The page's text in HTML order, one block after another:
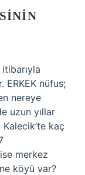
itibarıyla
ERKEK nüfus;
nereye
uzun yıllar
Kalecik’te kaç
ise merkez
köyü var?